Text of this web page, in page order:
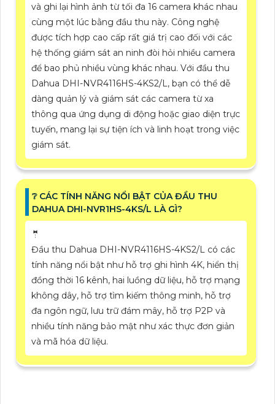
và ghi lại hình ảnh từ tối đa 16 camera khác nhau
cùng một lúc bằng đầu thu này. Công nghệ
được tích hợp cao cấp rất giá trị cao đối với các
hệ thống giám sát an ninh đòi hỏi nhiều camera
để bao phủ nhiều vùng khác nhau. Với đầu thu
Dahua DHI-NVR4116HS-4KS2/L, bạn có thể dễ
dàng quản lý và giám sát các camera từ xa
thông qua ứng dụng di động hoặc giao diện trực
tuyến, mang lại sự tiện ích và linh hoạt trong việc
giám sát.
❔ CÁC TÍNH NĂNG NỔI BẬT CỦA ĐẦU THU
DAHUA DHI-NVR1HS-4KS/L LÀ GÌ?
🤵
Đầu thu Dahua DHI-NVR4116HS-4KS2/L có các
tính năng nổi bật như hỗ trợ ghi hình 4K, hiển thị
đồng thời 16 kênh, hai luồng dữ liệu, hỗ trợ mạng
không dây, hỗ trợ tìm kiếm thông minh, hỗ trợ
đa ngôn ngữ, lưu trữ đám mây, hỗ trợ P2P và
nhiều tính năng bảo mật như xác thực đơn giản
và mã hóa dữ liệu.